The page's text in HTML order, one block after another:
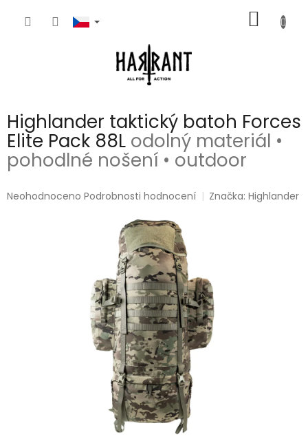
KOŠÍK
Highlander taktický batoh Forces
Elite Pack 88L odolný materiál •
pohodlné nošení • outdoor
Průměrné
Neohodnoceno Podrobnosti hodnocení Značka:Highlander